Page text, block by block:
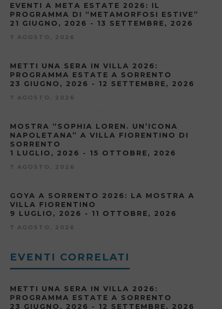
EVENTI A META ESTATE 2026: IL
PROGRAMMA DI “METAMORFOSI ESTIVE”
21 GIUGNO, 2026 - 13 SETTEMBRE, 2026
7 AGOSTO, 2026
METTI UNA SERA IN VILLA 2026:
PROGRAMMA ESTATE A SORRENTO
23 GIUGNO, 2026 - 12 SETTEMBRE, 2026
7 AGOSTO, 2026
MOSTRA “SOPHIA LOREN. UN’ICONA
NAPOLETANA” A VILLA FIORENTINO DI
SORRENTO
1 LUGLIO, 2026 - 15 OTTOBRE, 2026
7 AGOSTO, 2026
GOYA A SORRENTO 2026: LA MOSTRA A
VILLA FIORENTINO
9 LUGLIO, 2026 - 11 OTTOBRE, 2026
7 AGOSTO, 2026
EVENTI CORRELATI
METTI UNA SERA IN VILLA 2026:
PROGRAMMA ESTATE A SORRENTO
23 GIUGNO, 2026 - 12 SETTEMBRE, 2026